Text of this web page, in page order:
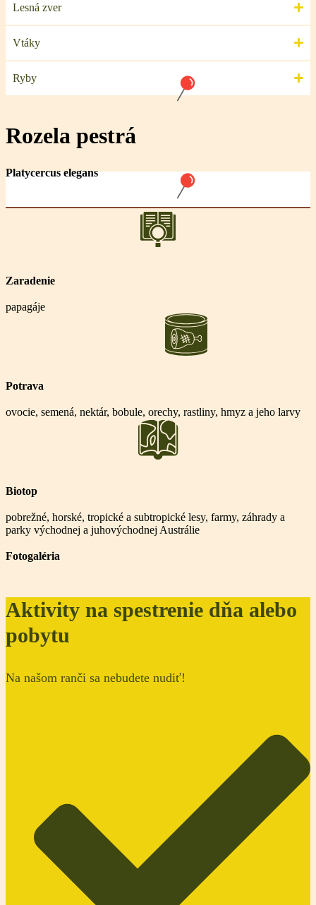
Lesná zver
Vtáky
Ryby
Rozela pestrá
Platycercus elegans
Zaradenie
papagáje
Potrava
ovocie, semená, nektár, bobule, orechy, rastliny, hmyz a jeho larvy
Biotop
pobrežné, horské, tropické a subtropické lesy, farmy, záhrady a
parky východnej a juhovýchodnej Austrálie
Fotogaléria
Aktivity na spestrenie dňa alebo
pobytu
Na našom ranči sa nebudete nudiť!